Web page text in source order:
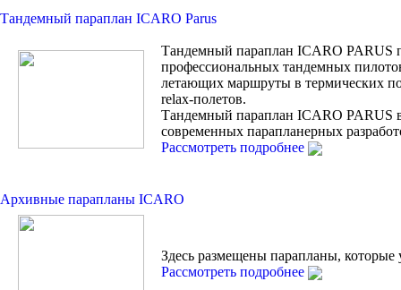
Тандемный параплан ICARO Parus
Тандемный параплан ICARO PARUS
профессиональных тандемных
летающих маршруты в термических
relax-полетов.
Тандемный параплан ICARO PARUS
современных парапланерных
Рассмотреть подробнее
Архивные парапланы ICARO
Здесь размещены парапланы, которые
Рассмотреть подробнее